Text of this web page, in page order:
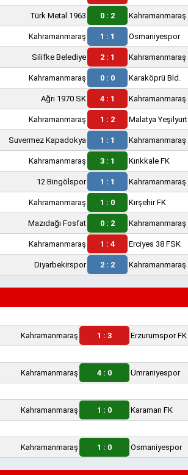
Türk Metal 1963 0 : 2 Kahramanmaraş
Kahramanmaraş 1 : 1 Osmaniyespor
Silifke Belediye 2 : 1 Kahramanmaraş
Kahramanmaraş 0 : 0 Karaköprü Bld.
Ağrı 1970 SK 4 : 1 Kahramanmaraş
Kahramanmaraş 1 : 2 Malatya Yeşilyurt
Suvermez Kapadokya 1 : 1 Kahramanmaraş
Kahramanmaraş 3 : 1 Kırıkkale FK
12 Bingölspor 1 : 1 Kahramanmaraş
Kahramanmaraş 1 : 0 Kırşehir FK
Mazıdağı Fosfat 0 : 2 Kahramanmaraş
Kahramanmaraş 1 : 4 Erciyes 38 FSK
Diyarbekirspor 2 : 2 Kahramanmaraş
Kahramanmaraş 1 : 3
Erzurumspor FK
Kahramanmaraş 4 : 0
Ümraniyespor
Kahramanmaraş 1 : 0
Karaman FK
Kahramanmaraş 1 : 0 Osmaniyespor